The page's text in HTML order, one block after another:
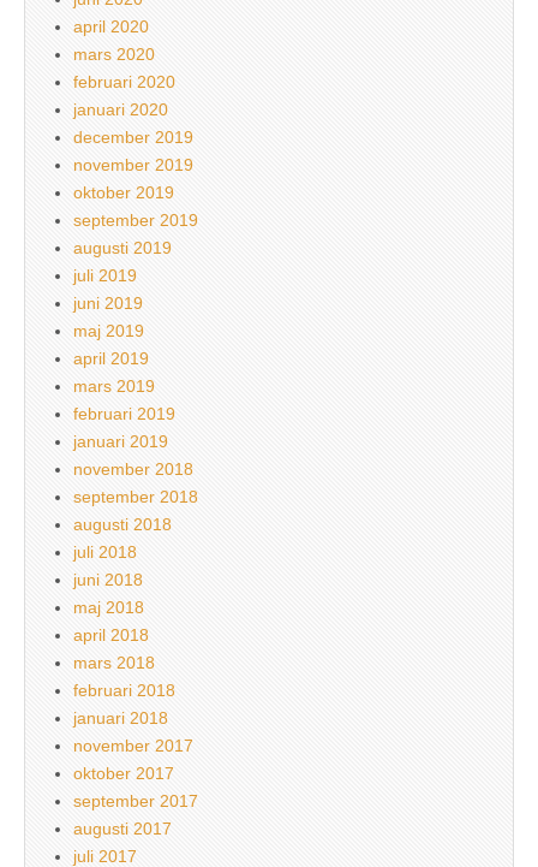
april 2020
mars 2020
februari 2020
januari 2020
december 2019
november 2019
oktober 2019
september 2019
augusti 2019
juli 2019
juni 2019
maj 2019
april 2019
mars 2019
februari 2019
januari 2019
november 2018
september 2018
augusti 2018
juli 2018
juni 2018
maj 2018
april 2018
mars 2018
februari 2018
januari 2018
november 2017
oktober 2017
september 2017
augusti 2017
juli 2017